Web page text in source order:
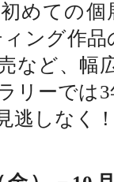
めての
ング作
など、幅
リーでは 3
逃しなく